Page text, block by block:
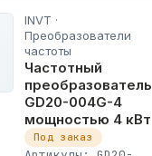
INVT ·
Преобразователи
частоты
Частотный
преобразователь
GD20-004G-4
мощностью 4 кВт
Под заказ